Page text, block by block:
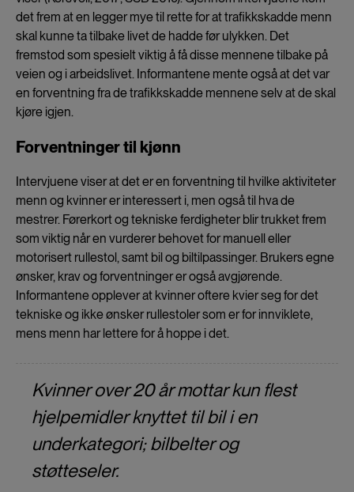
det frem at en legger mye til rette for at trafikkskadde menn
skal kunne ta tilbake livet de hadde før ulykken. Det
fremstod som spesielt viktig å få disse mennene tilbake på
veien og i arbeidslivet. Informantene mente også at det var
en forventning fra de trafikkskadde mennene selv at de skal
kjøre igjen.
Forventninger til kjønn
Intervjuene viser at det er en forventning til hvilke aktiviteter
menn og kvinner er interessert i, men også til hva de
mestrer. Førerkort og tekniske ferdigheter blir trukket frem
som viktig når en vurderer behovet for manuell eller
motorisert rullestol, samt bil og biltilpassinger. Brukers egne
ønsker, krav og forventninger er også avgjørende.
Informantene opplever at kvinner oftere kvier seg for det
tekniske og ikke ønsker rullestoler som er for innviklete,
mens menn har lettere for å hoppe i det.
Kvinner over 20 år mottar kun flest
hjelpemidler knyttet til bil i en
underkategori; bilbelter og
støtteseler.